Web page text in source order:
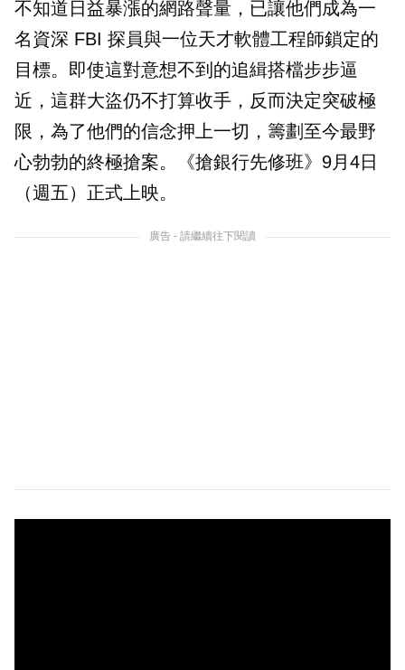
不知道日益暴漲的網路聲量，已讓他們成為一
名資深 FBI 探員與一位天才軟體工程師鎖定的
目標。即使這對意想不到的追緝搭檔步步逼
近，這群大盜仍不打算收手，反而決定突破極
限，為了他們的信念押上一切，籌劃至今最野
心勃勃的終極搶案。《搶銀行先修班》9月4日
（週五）正式上映。
廣告 - 請繼續往下閱讀